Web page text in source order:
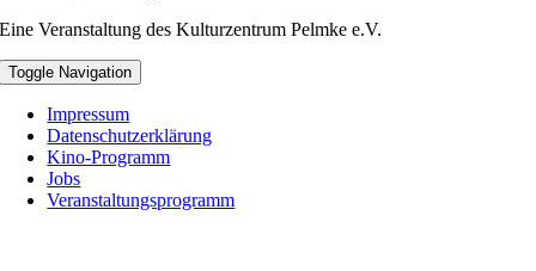
Eine Veranstaltung des Kulturzentrum Pelmke e.V.
Toggle Navigation
Impressum
Datenschutzerklärung
Kino-Programm
Jobs
Veranstaltungsprogramm